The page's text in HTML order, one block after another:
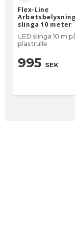
Flex-Line
Arbetsbelysning
slinga 10 meter
LED slinga 10 m
plastrulle
995 SEK